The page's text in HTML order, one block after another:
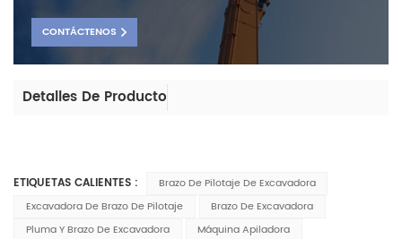
CONTÁCTENOS
Detalles De Producto
ETIQUETAS CALIENTES :
Brazo De Pilotaje De Excavadora
Excavadora De Brazo De Pilotaje
Brazo De Excavadora
Pluma Y Brazo De Excavadora
Máquina Apiladora